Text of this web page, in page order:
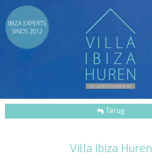
Terug
Villa Ibiza Huren